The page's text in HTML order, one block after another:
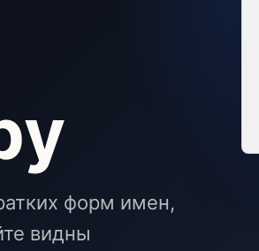
форм имен,
видны